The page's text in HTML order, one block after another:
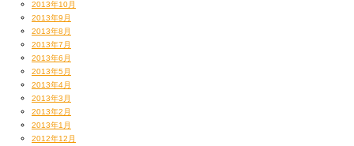
2013年10月
2013年9月
2013年8月
2013年7月
2013年6月
2013年5月
2013年4月
2013年3月
2013年2月
2013年1月
2012年12月